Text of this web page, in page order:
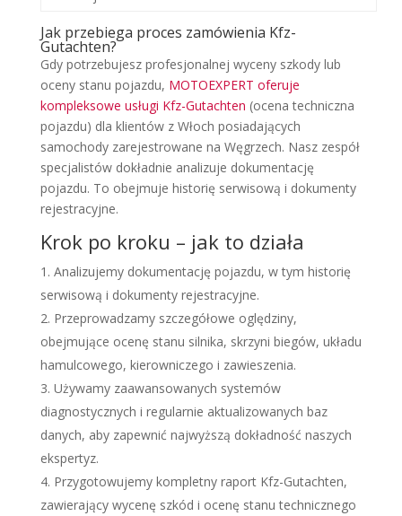
Jak przebiega proces zamówienia Kfz-
Gutachten?
Gdy potrzebujesz profesjonalnej wyceny szkody lub
oceny stanu pojazdu, MOTOEXPERT oferuje
kompleksowe usługi Kfz-Gutachten (ocena techniczna
pojazdu) dla klientów z Włoch posiadających
samochody zarejestrowane na Węgrzech. Nasz zespół
specjalistów dokładnie analizuje dokumentację
pojazdu. To obejmuje historię serwisową i dokumenty
rejestracyjne.
Krok po kroku – jak to działa
Analizujemy dokumentację pojazdu, w tym historię
serwisową i dokumenty rejestracyjne.
Przeprowadzamy szczegółowe oględziny,
obejmujące ocenę stanu silnika, skrzyni biegów, układu
hamulcowego, kierowniczego i zawieszenia.
Używamy zaawansowanych systemów
diagnostycznych i regularnie aktualizowanych baz
danych, aby zapewnić najwyższą dokładność naszych
ekspertyz.
Przygotowujemy kompletny raport Kfz-Gutachten,
zawierający wycenę szkód i ocenę stanu technicznego